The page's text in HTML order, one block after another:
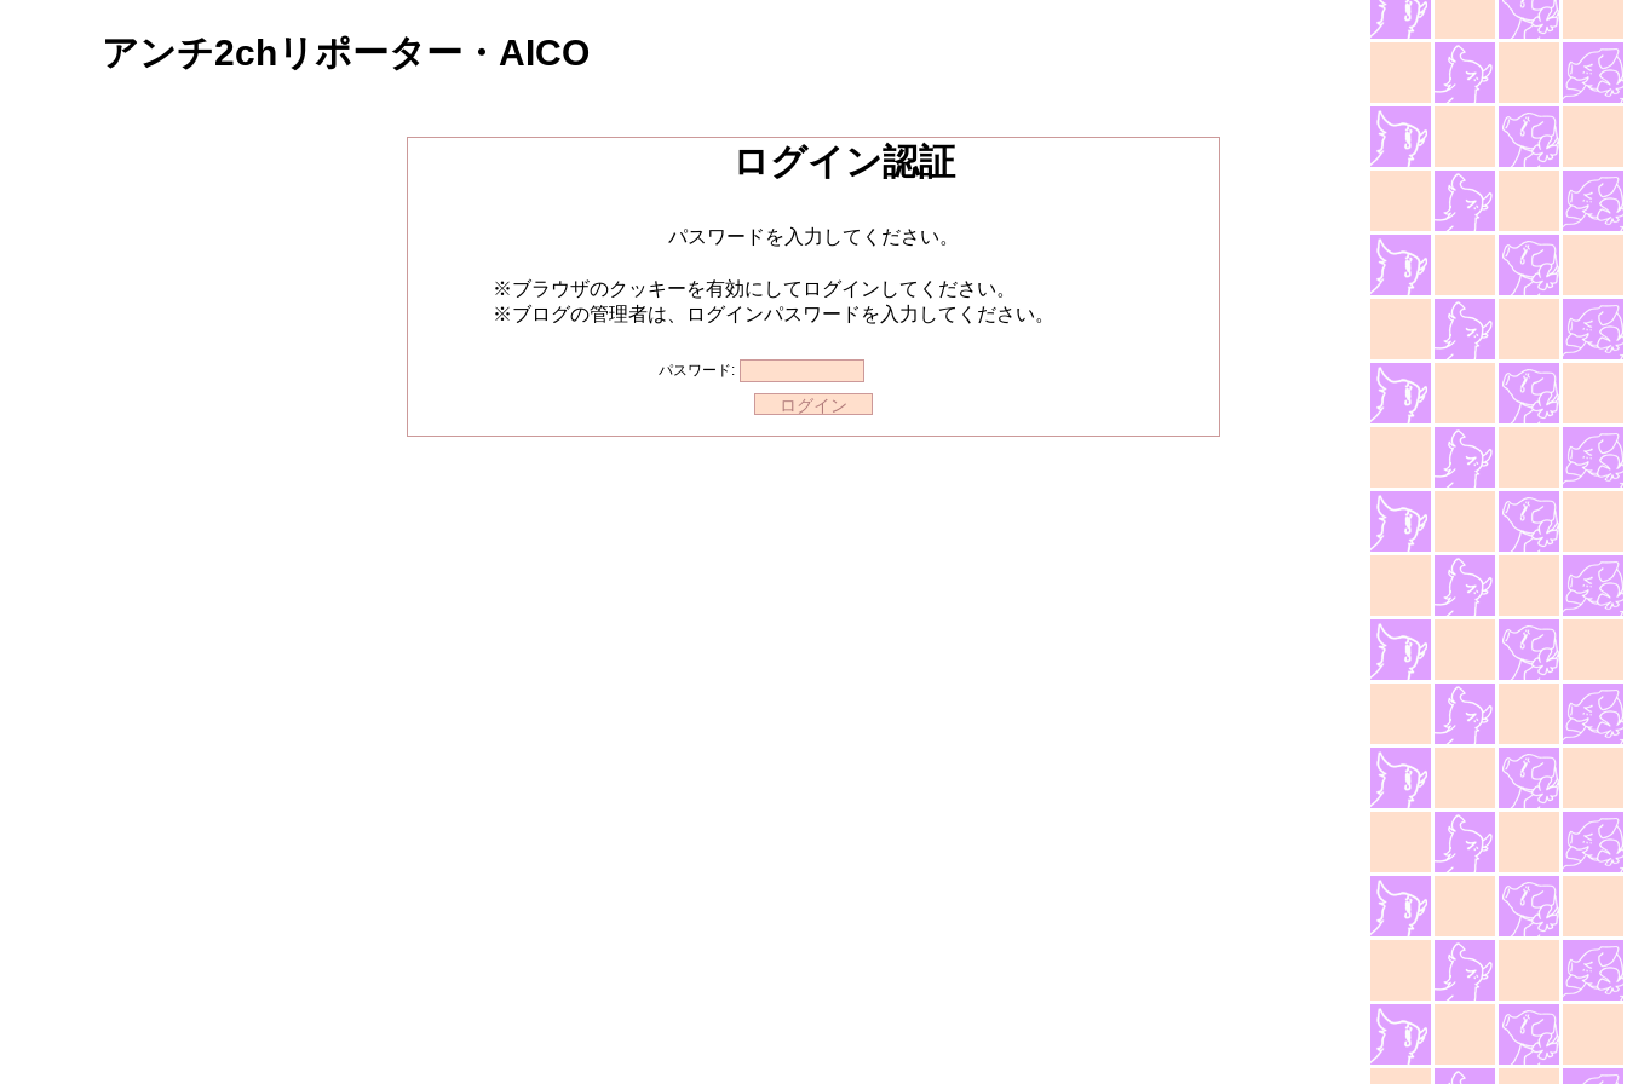
アンチ2chリポーター・AICO
ログイン認証
パスワードを入力してください。
※ブラウザのクッキーを有効にしてログインしてください。
※ブログの管理者は、ログインパスワードを入力してください。
パスワード: